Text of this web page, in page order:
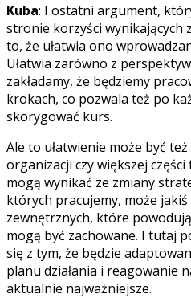
Kuba: I ostatni argument,
stronie korzyści wynikających
to, że ułatwia ono
Ułatwia zarówno z
zakładamy, że będziemy
krokach, co pozwala też po
skorygować kurs.
Ale to ułatwienie może być
organizacji czy większej
mogą wynikać ze zmiany
których pracujemy, może
zewnętrznych, które
mogą być zachowane. I tutaj
się z tym, że będzie
planu działania i reagowanie
aktualnie najważniejsze.